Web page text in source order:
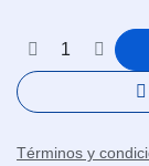
Términos y